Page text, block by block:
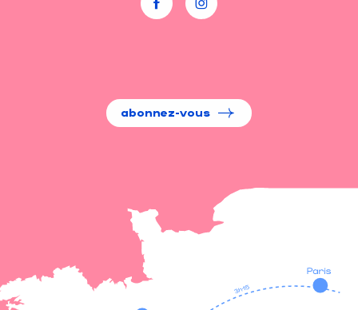
abonnez-vous